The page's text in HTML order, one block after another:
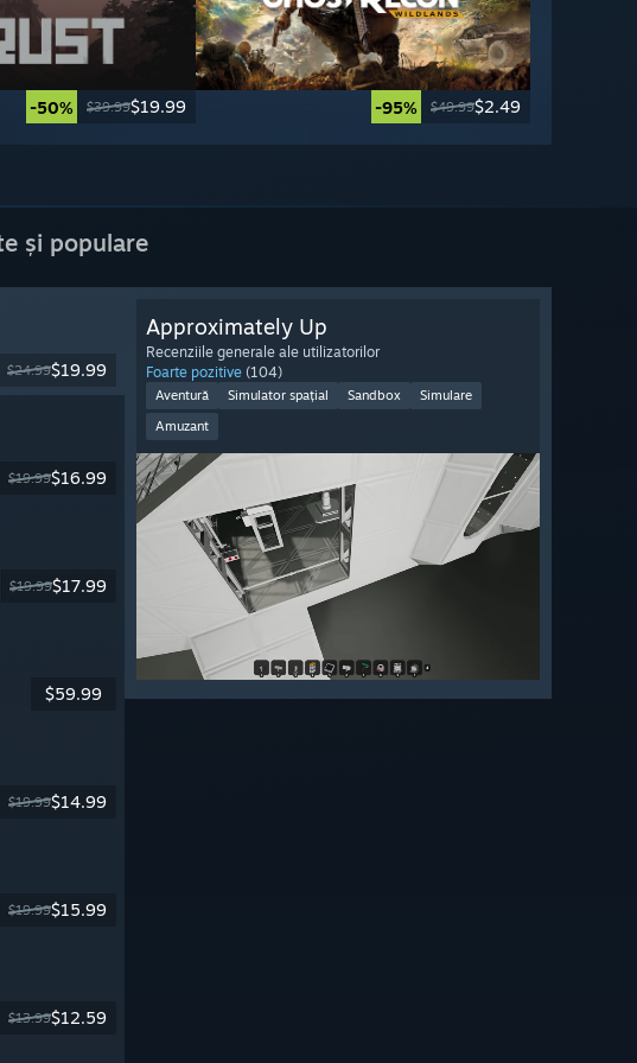
-50% $39.99$19.99 -95% $49.99$2.49
și populare
$24.99$19.99
$19.99$16.99
$19.99$17.99
$59.99
$19.99$14.99
$19.99$15.99
$13.99$12.59
Approximately Up
Recenziile generale ale utilizatorilor
Foarte pozitive (104)
Aventură Simulator spațial Sandbox
Simulare
Amuzant